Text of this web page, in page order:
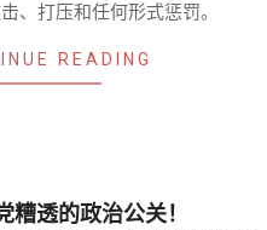
、打压和任何形式惩罚。
READING
糟透的政治公关！